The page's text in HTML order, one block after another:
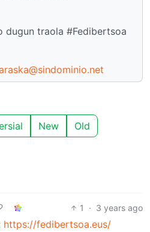
dugun traola #Fedibertsoa
New Old
1 · 3 years ago
https://fedibertsoa.eus/